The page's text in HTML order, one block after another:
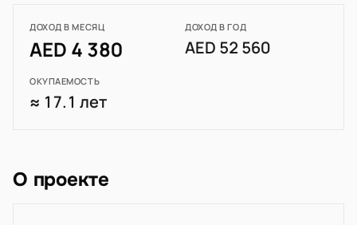
ДОХОД В МЕСЯЦ
AED 4 380
ДОХОД В ГОД
AED 52 560
ОКУПАЕМОСТЬ
≈ 17.1 лет
О проекте